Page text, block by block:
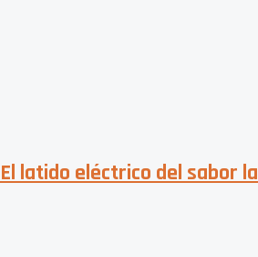
latido eléctrico del sabor